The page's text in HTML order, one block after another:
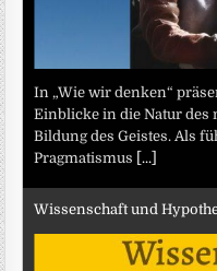
In „Wie wir denken“
Einblicke in die Natur des
Bildung des Geistes. Als
Pragmatismus [...]
Wissenschaft und